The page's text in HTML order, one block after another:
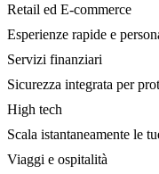
Retail ed E-commerce
Esperienze rapide e
Servizi finanziari
Sicurezza integrata per
High tech
Scala istantaneamente le
Viaggi e ospitalità